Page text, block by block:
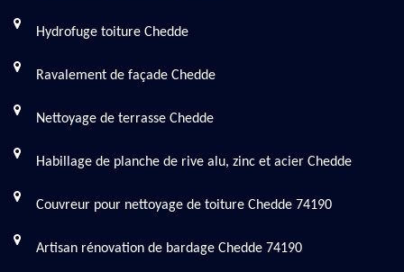
Hydrofuge toiture Chedde
Ravalement de façade Chedde
Nettoyage de terrasse Chedde
Habillage de planche de rive alu, zinc et acier Chedde
Couvreur pour nettoyage de toiture Chedde 74190
Artisan rénovation de bardage Chedde 74190